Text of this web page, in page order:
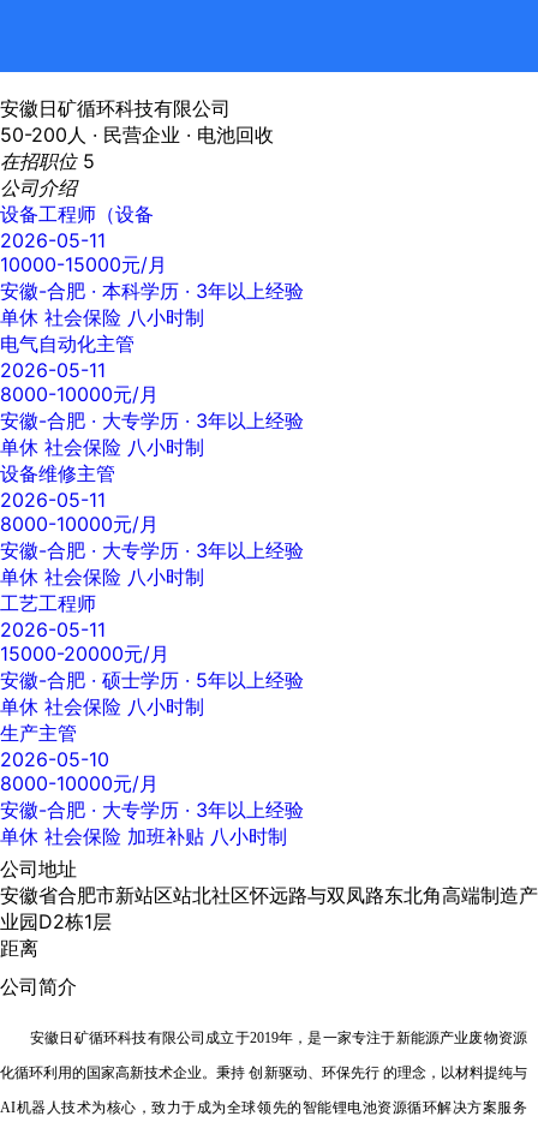
安徽日矿循环科技有限公司
50-200人 · 民营企业 · 电池回收
在招职位 5
公司介绍
设备工程师（设备
2026-05-11
10000-15000元/月
安徽-合肥 · 本科学历 · 3年以上经验
单休 社会保险 八小时制
电气自动化主管
2026-05-11
8000-10000元/月
安徽-合肥 · 大专学历 · 3年以上经验
单休 社会保险 八小时制
设备维修主管
2026-05-11
8000-10000元/月
安徽-合肥 · 大专学历 · 3年以上经验
单休 社会保险 八小时制
工艺工程师
2026-05-11
15000-20000元/月
安徽-合肥 · 硕士学历 · 5年以上经验
单休 社会保险 八小时制
生产主管
2026-05-10
8000-10000元/月
安徽-合肥 · 大专学历 · 3年以上经验
单休 社会保险 加班补贴 八小时制
公司地址
安徽省合肥市新站区站北社区怀远路与双凤路东北角高端制造产
业园D2栋1层
距离
公司简介
安徽日矿循环科技有限公司成立于2019年，是一家专注于新能源产业废物资源
化循环利用的国家高新技术企业。秉持 创新驱动、环保先行 的理念，以材料提纯与
AI机器人技术为核心，致力于成为全球领先的智能锂电池资源循环解决方案服务